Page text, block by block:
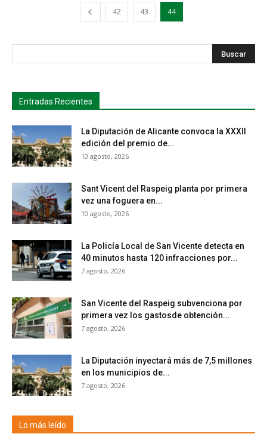
42 43 44
Entradas Recientes
La Diputación de Alicante convoca la XXXII
edición del premio de...
10 agosto, 2026
Sant Vicent del Raspeig planta por primera
vez una foguera en...
10 agosto, 2026
La Policía Local de San Vicente detecta en
40 minutos hasta 120 infracciones por...
7 agosto, 2026
San Vicente del Raspeig subvenciona por
primera vez los gastosde obtención...
7 agosto, 2026
La Diputación inyectará más de 7,5 millones
en los municipios de...
7 agosto, 2026
Lo más leído